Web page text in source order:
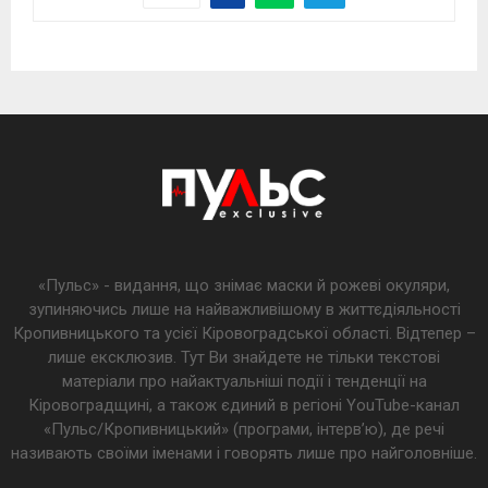
«Пульс» - видання, що знімає маски й рожеві окуляри,
зупиняючись лише на найважливішому в життєдіяльності
Кропивницького та усієї Кіровоградської області. Відтепер –
лише ексклюзив. Тут Ви знайдете не тільки текстові
матеріали про найактуальніші події і тенденції на
Кіровоградщині, а також єдиний в регіоні YouTube-канал
«Пульс/Кропивницький» (програми, інтерв’ю), де речі
називають своїми іменами і говорять лише про найголовніше.